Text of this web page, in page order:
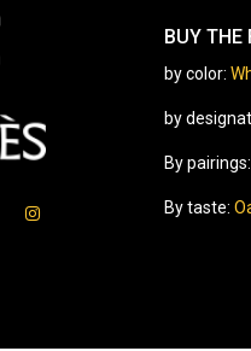
BUY THE
by color:
by
By pairings:
By taste: